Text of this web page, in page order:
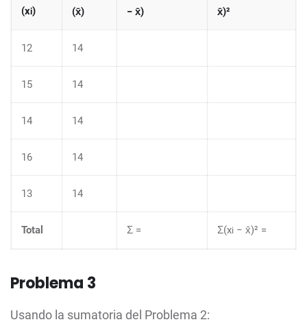
(xi)
(x̄)
− x̄)
x̄)²
12 14
15 14
14 14
16 14
13 14
Total Σ = Σ(xi − x̄)² =
Problema 3
Usando la sumatoria del Problema 2: